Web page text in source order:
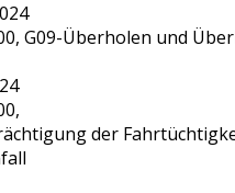
G09-Überholen und
der